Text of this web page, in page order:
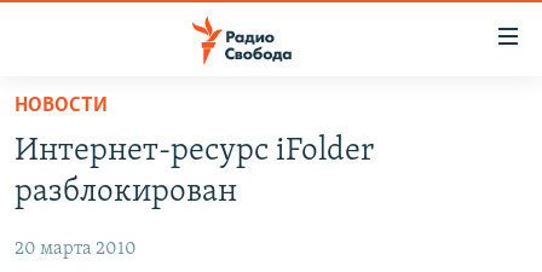
упрощенного
доступа
Вернуться
основному
ПОДКАСТЫ
АВТОРСКИЕ ПРОЕКТЫ
ЦИТАТЫ СВОБОДЫ
НОВОСТИ
Интернет-ресурс iFolder
разблокирован
20 марта 2010